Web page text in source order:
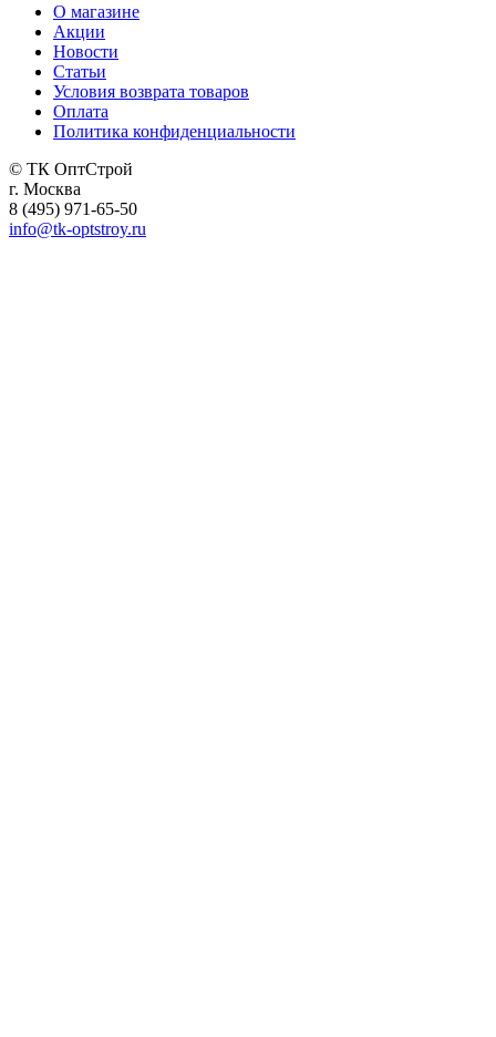
О магазине
Акции
Новости
Статьи
Условия возврата товаров
Оплата
Политика конфиденциальности
© ТК ОптСтрой
г. Москва
8 (495) 971-65-50
info@tk-optstroy.ru